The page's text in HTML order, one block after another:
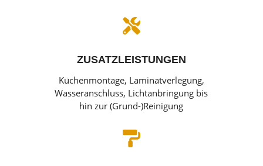

ZUSATZLEISTUNGEN
Küchenmontage, Laminatverlegung,
Wasseranschluss, Lichtanbringung bis
hin zur (Grund-)Reinigung
